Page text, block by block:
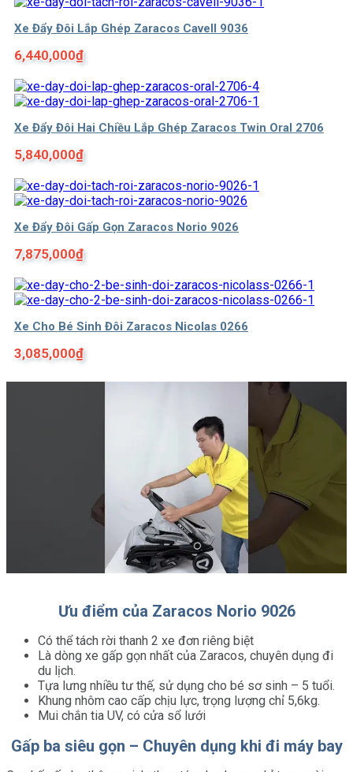
Xe Đẩy Đôi Lắp Ghép Zaracos Cavell 9036
6,440,000₫
Xe Đẩy Đôi Hai Chiều Lắp Ghép Zaracos Twin Oral 2706
5,840,000₫
Xe Đẩy Đôi Gấp Gọn Zaracos Norio 9026
7,875,000₫
Xe Cho Bé Sinh Đôi Zaracos Nicolas 0266
3,085,000₫
Ưu điểm của Zaracos Norio 9026
Có thể tách rời thanh 2 xe đơn riêng biệt
Là dòng xe gấp gọn nhất của Zaracos, chuyên dụng đi
du lịch.
Tựa lưng nhiều tư thế, sử dụng cho bé sơ sinh – 5 tuổi.
Khung nhôm cao cấp chịu lực, trọng lượng chỉ 5,6kg.
Mui chắn tia UV, có cửa sổ lưới
Gấp ba siêu gọn – Chuyên dụng khi đi máy bay